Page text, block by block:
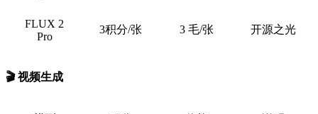
FLUX 2
Pro
3积分/张 3 毛/张 开源之光
🎬 视频生成